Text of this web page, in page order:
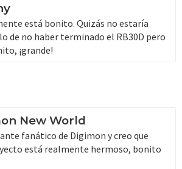
está bonito. Quizás no estaría
de no haber terminado el RB30D pero
¡grande!
New World
fanático de Digimon y creo que
está realmente hermoso, bonito